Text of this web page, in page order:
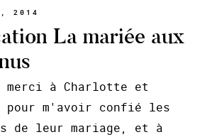
2014
La mariée aux
merci à Charlotte et
pour m'avoir confié les
de leur mariage, et à